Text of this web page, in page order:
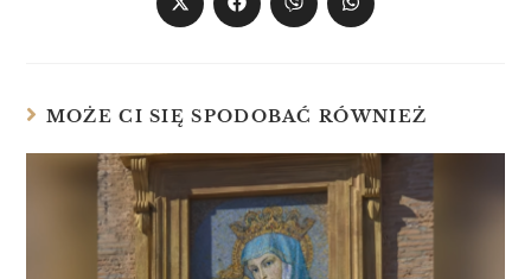
MOŻE CI SIĘ SPODOBAĆ RÓWNIEŻ